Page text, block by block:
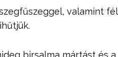
valamint fél
birsalma mártást és a